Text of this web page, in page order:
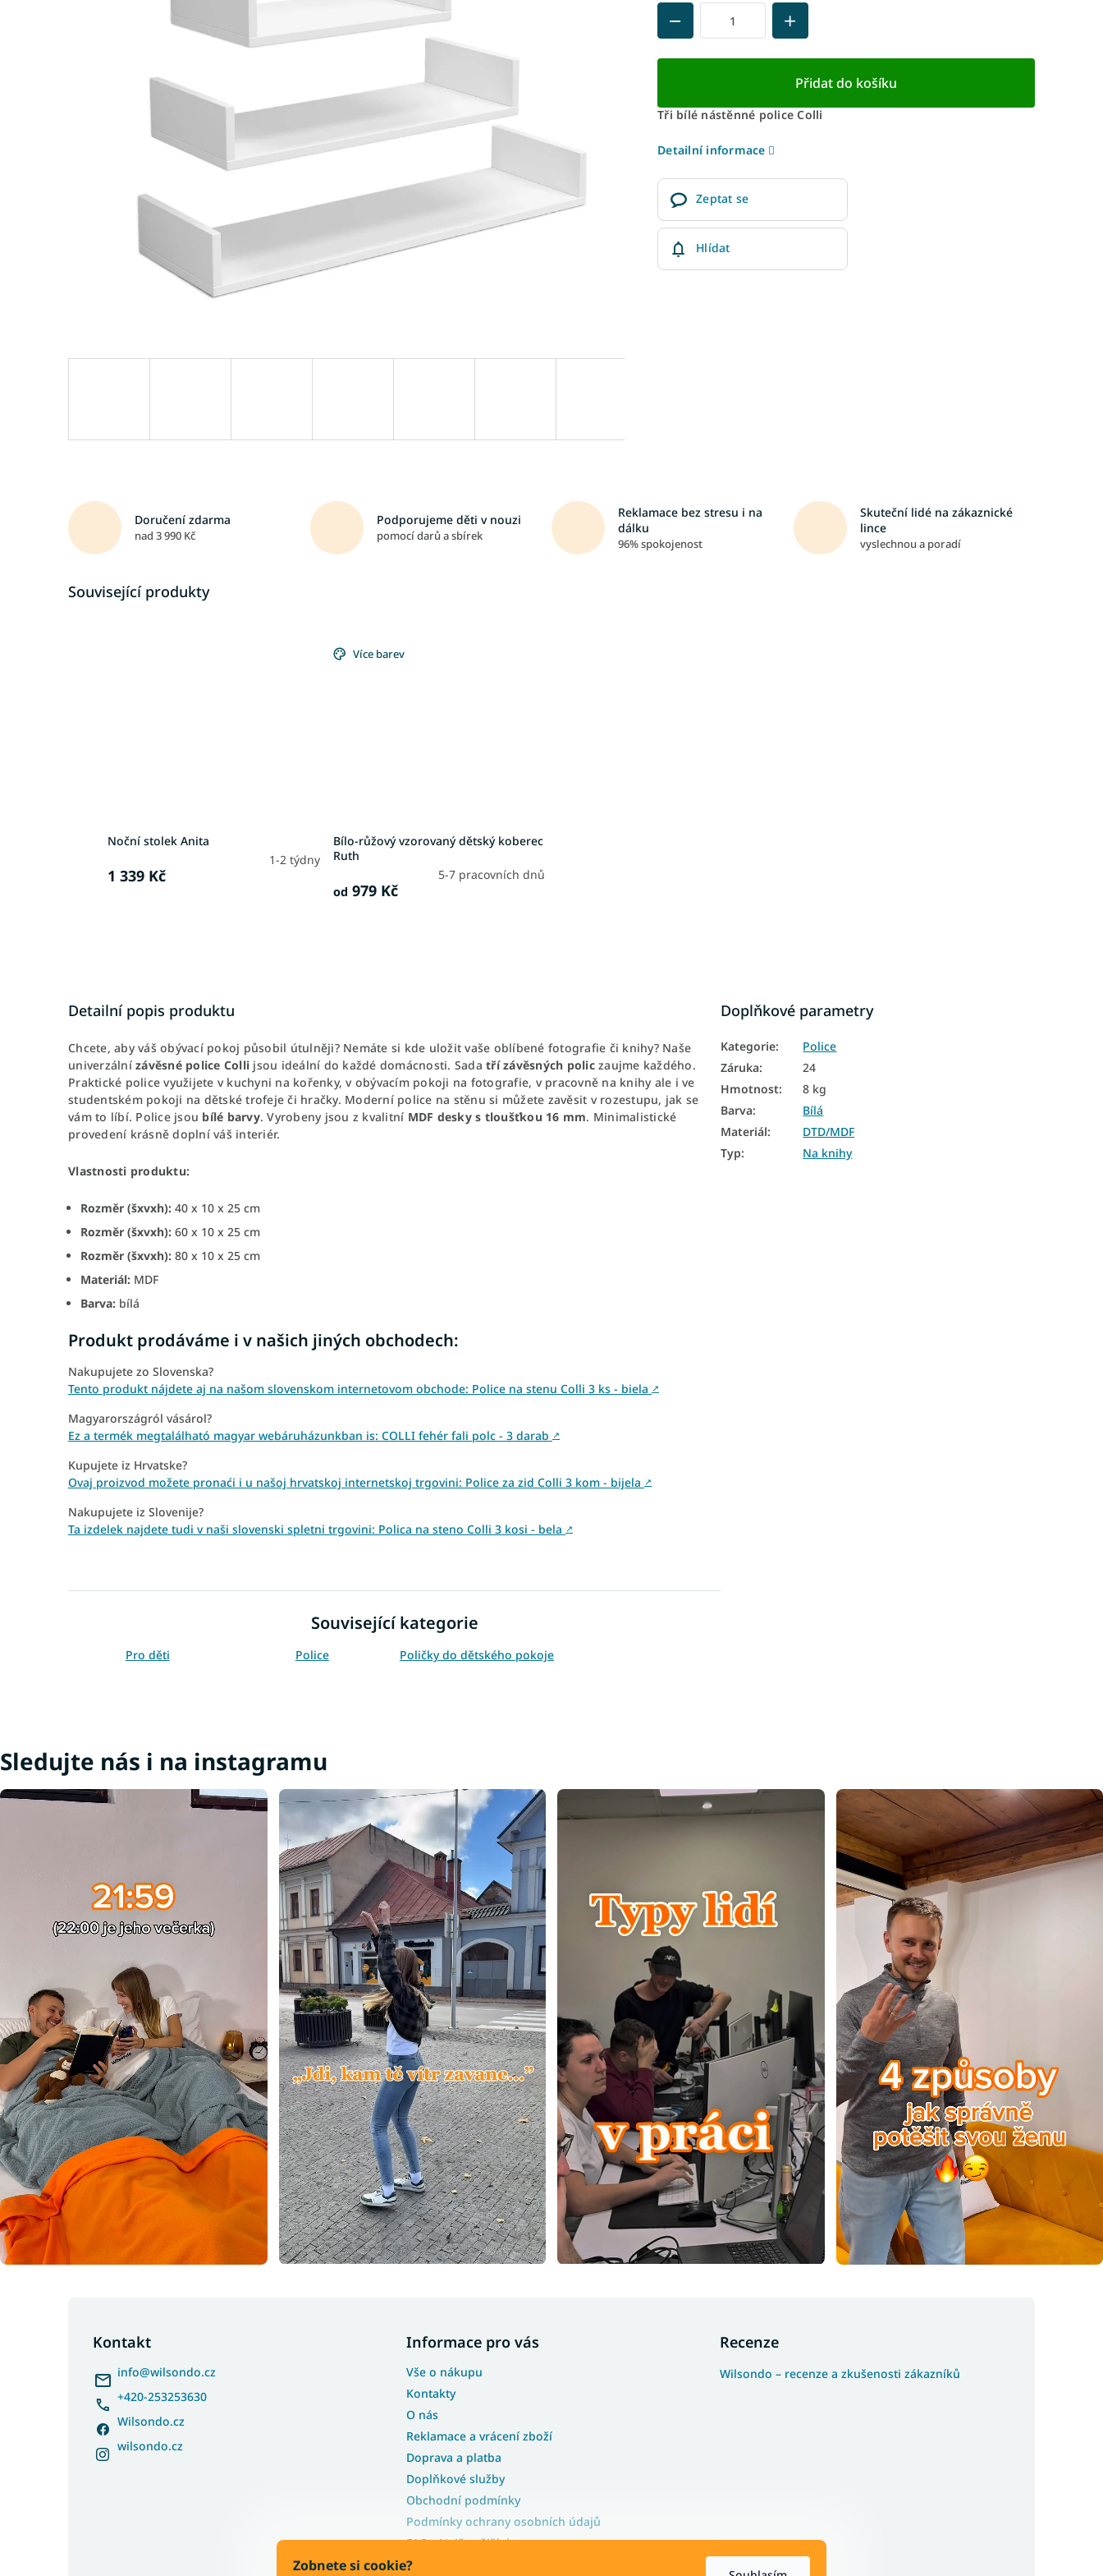
Zobnete si cookie?
Přidat do košíku
Tři bílé nástěnné police Colli
Detailní informace
Zeptat se
Hlídat
Doručení zdarma
nad 3 990 Kč
Podporujeme děti v nouzi
pomocí darů a sbírek
Reklamace bez stresu i na
dálku
96% spokojenost
Skuteční lidé na zákaznické
lince
vyslechnou a poradí
Související produkty
Noční stolek Anita
1-2 týdny
1 339 Kč
Více barev
Bílo-růžový vzorovaný dětský koberec
Ruth
5-7 pracovních dnů
od 979 Kč
Detailní popis produktu
Chcete, aby váš obývací pokoj působil útulněji? Nemáte si kde uložit vaše oblíbené fotografie či knihy? Naše
univerzálnízávěsné police Colli jsou ideální do každé domácnosti. Sada tří závěsných policzaujme každého.
Praktické police využijete v kuchyni na kořenky, v obývacím pokoji na fotografie, v pracovně na knihy ale i ve
studentském pokoji na dětské trofeje či hračky. Moderní police na stěnu si můžete zavěsit v rozestupu, jak se
vám to líbí. Police jsou bílé barvy. Vyrobeny jsou z kvalitní MDF desky s tloušťkou 16 mm. Minimalistické
provedení krásně doplní váš interiér.
Vlastnosti produktu:
Rozměr (šxvxh): 40 x 10 x 25 cm
Rozměr (šxvxh): 60 x 10 x 25 cm
Rozměr (šxvxh): 80 x 10 x 25 cm
Materiál: MDF
Barva: bílá
Produkt prodáváme i v našich jiných obchodech:
Nakupujete zo Slovenska?
Tento produkt nájdete aj na našom slovenskom internetovom obchode: Police na stenu Colli 3 ks - biela ↗
Magyarországról vásárol?
Ez a termék megtalálható magyar webáruházunkban is: COLLI fehér fali polc - 3 darab ↗
Kupujete iz Hrvatske?
Ovaj proizvod možete pronaći i u našoj hrvatskoj internetskoj trgovini: Police za zid Colli 3 kom - bijela ↗
Nakupujete iz Slovenije?
Ta izdelek najdete tudi v naši slovenski spletni trgovini: Polica na steno Colli 3 kosi - bela ↗
Související kategorie
Pro děti Police Poličky do dětského pokoje
Doplňkové parametry
Kategorie:
Police
Záruka:
24
Hmotnost:
8 kg
Barva:
Bílá
Materiál:
DTD/MDF
Typ: Na knihy
Sledujte nás i na instagramu
Kontakt
info@wilsondo.cz
+420-253253630
Wilsondo.cz
wilsondo.cz
Informace pro vás
Vše o nákupu
Kontakty
O nás
Reklamace a vrácení zboží
Doprava a platba
Doplňkové služby
Obchodní podmínky
Podmínky ochrany osobních údajů
FAQ - Nejčastější dotazy
Blog
Recenze
Wilsondo – recenze a zkušenosti zákazníků